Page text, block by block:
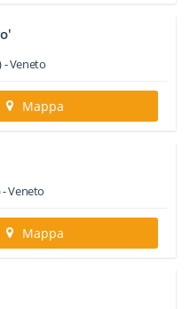
-Veneto
Mappa
-Veneto
Mappa